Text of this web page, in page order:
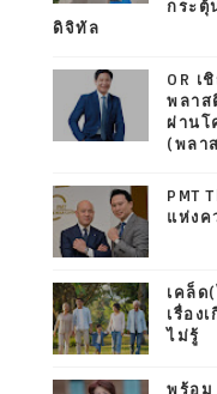
กระตุ้
ดิจิทัล
OR เ
พลาส
ผ่านโ
(พลา
PMT
แห่งค
เคล็ด
เรื่อง
ไม่รู้